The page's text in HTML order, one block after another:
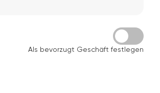
Als bevorzugt Geschäft festlegen